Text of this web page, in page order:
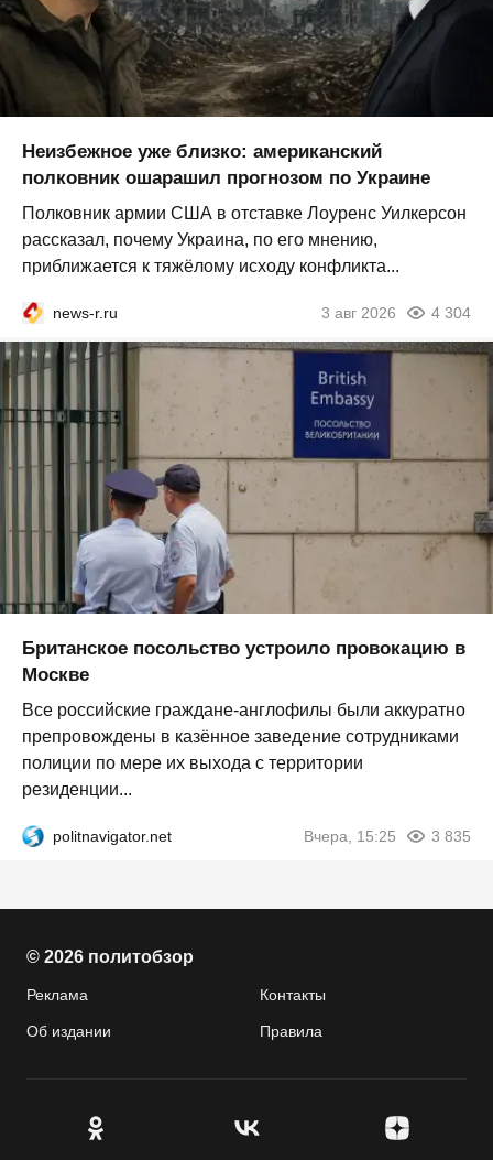
Неизбежное уже близко: американский
полковник ошарашил прогнозом по Украине
Полковник армии США в отставке Лоуренс Уилкерсон
рассказал, почему Украина, по его мнению,
приближается к тяжёлому исходу конфликта...
news-r.ru 3 авг 2026 4 304
Британское посольство устроило провокацию в
Москве
Все российские граждане-англофилы были аккуратно
препровождены в казённое заведение сотрудниками
полиции по мере их выхода с территории
резиденции...
politnavigator.net Вчера, 15:25 3 835
© 2026 политобзор
Реклама Контакты
Об издании Правила